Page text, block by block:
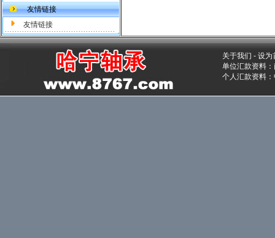
友情链接
友情链接
关于我们 - 设为
单位汇款资料
个人汇款资料